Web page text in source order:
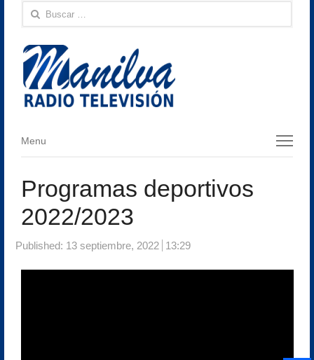
Buscar:
Menu
Menu
Programas deportivos
2022/2023
Published: 13 septiembre, 2022 13:29